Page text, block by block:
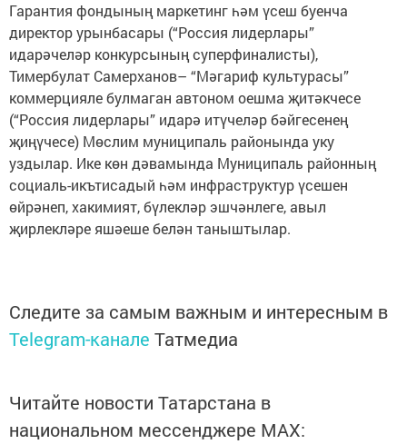
Гарантия фондының маркетинг һәм үсеш буенча
директор урынбасары (“Россия лидерлары”
идарәчеләр конкурсының суперфиналисты),
Тимербулат Самерханов– “Мәгариф культурасы”
коммерцияле булмаган автоном оешма җитәкчесе
(“Россия лидерлары” идарә итүчеләр бәйгесенең
җиңүчесе) Мөслим муниципаль районында уку
уздылар. Ике көн дәвамында Муниципаль районның
социаль-икътисадый һәм инфраструктур үсешен
өйрәнеп, хакимият, бүлекләр эшчәнлеге, авыл
җирлекләре яшәеше белән таныштылар.
Следите за самым важным и интересным в
Telegram-канале Татмедиа
Читайте новости Татарстана в
национальном мессенджере MАХ: